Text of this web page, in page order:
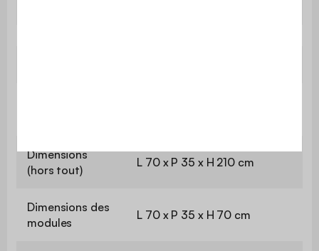
Dimensions
(hors tout)
L 70 x P 35 x H 210 cm
Dimensions des
modules
L 70 x P 35 x H 70 cm